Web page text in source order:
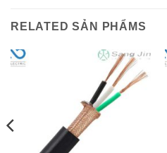
RELATED SẢN PHẨMS